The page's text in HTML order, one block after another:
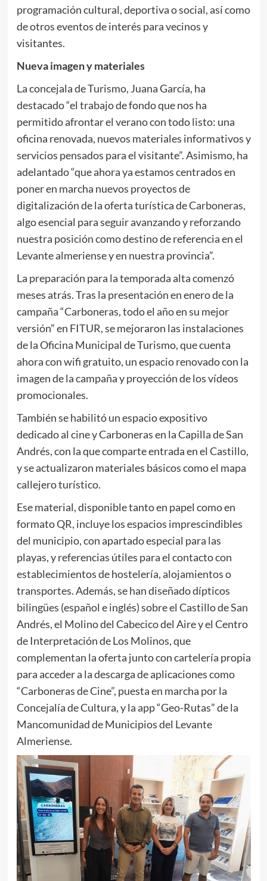
programación cultural, deportiva o social, así como
de otros eventos de interés para vecinos y
visitantes.
Nueva imagen y materiales
La concejala de Turismo, Juana García, ha
destacado “el trabajo de fondo que nos ha
permitido afrontar el verano con todo listo: una
oficina renovada, nuevos materiales informativos y
servicios pensados para el visitante”. Asimismo, ha
adelantado “que ahora ya estamos centrados en
poner en marcha nuevos proyectos de
digitalización de la oferta turística de Carboneras,
algo esencial para seguir avanzando y reforzando
nuestra posición como destino de referencia en el
Levante almeriense y en nuestra provincia”.
La preparación para la temporada alta comenzó
meses atrás. Tras la presentación en enero de la
campaña “Carboneras, todo el año en su mejor
versión” en FITUR, se mejoraron las instalaciones
de la Oficina Municipal de Turismo, que cuenta
ahora con wifi gratuito, un espacio renovado con la
imagen de la campaña y proyección de los vídeos
promocionales.
También se habilitó un espacio expositivo
dedicado al cine y Carboneras en la Capilla de San
Andrés, con la que comparte entrada en el Castillo,
y se actualizaron materiales básicos como el mapa
callejero turístico.
Ese material, disponible tanto en papel como en
formato QR, incluye los espacios imprescindibles
del municipio, con apartado especial para las
playas, y referencias útiles para el contacto con
establecimientos de hostelería, alojamientos o
transportes. Además, se han diseñado dípticos
bilingües (español e inglés) sobre el Castillo de San
Andrés, el Molino del Cabecico del Aire y el Centro
de Interpretación de Los Molinos, que
complementan la oferta junto con cartelería propia
para acceder a la descarga de aplicaciones como
“Carboneras de Cine”, puesta en marcha por la
Concejalía de Cultura, y la app “Geo-Rutas” de la
Mancomunidad de Municipios del Levante
Almeriense.